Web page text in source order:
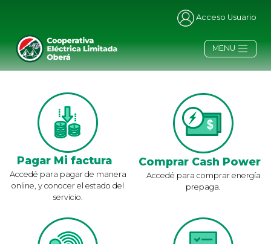
Acceso Usuario
MENU
Pagar Mi factura
Accedé para pagar de manera
online, y conocer el estado del
servicio.
Comprar Cash Power
Accedé para comprar energía
prepaga.